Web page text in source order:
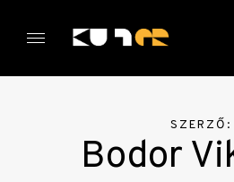
KULTer.hu
SZERZŐ:
Bodor